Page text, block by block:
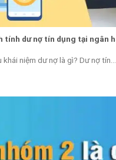
tính dư nợ tín dụng tại ngân
khái niệm dư nợ là gì? Dư nợ tín...